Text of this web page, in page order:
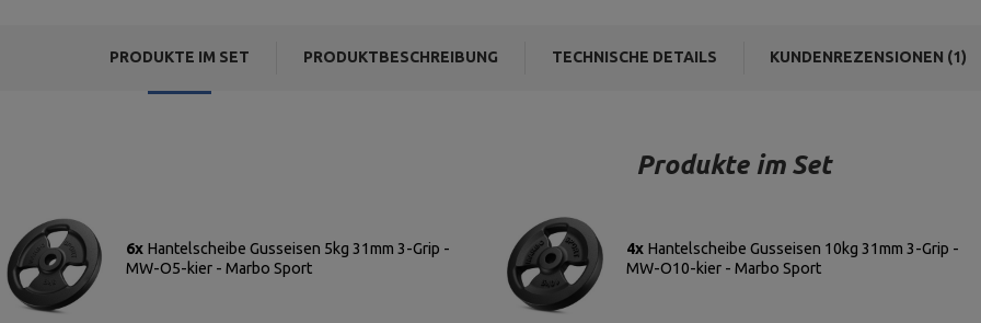
PRODUKTE IM SET PRODUKTBESCHREIBUNG TECHNISCHE DETAILS KUNDENREZENSIONEN (1)
Produkte im Set
6x Hantelscheibe Gusseisen 5kg 31mm 3-Grip -
MW-O5-kier - Marbo Sport
4x Hantelscheibe Gusseisen 10kg 31mm 3-Grip -
MW-O10-kier - Marbo Sport